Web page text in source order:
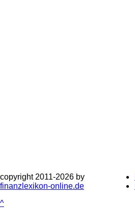
copyright 2011-2026 by
finanzlexikon-online.de
^